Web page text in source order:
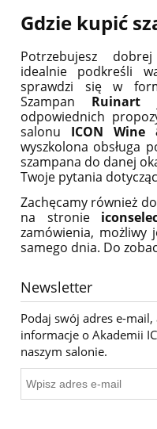
Gdzie kupić
Potrzebujesz
idealnie podkreśli
sprawdzi się w
Szampan Ruinart
odpowiednich
salonu ICON Wine
wyszkolona obsługa
szampana do danej
Twoje pytania
Zachęcamy również
na stronie
zamówienia, możliwy
samego dnia. Do
Newsletter
Podaj swój adres e-
informacje o Akademii
naszym salonie.